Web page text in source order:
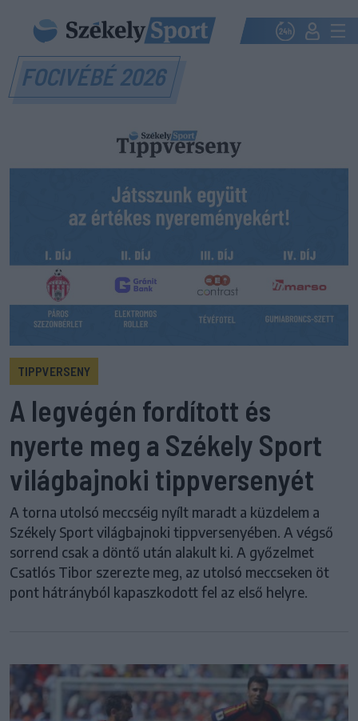
FOCIVÉBÉ 2026
TIPPVERSENY
A legvégén fordított és
nyerte meg a Székely Sport
világbajnoki tippversenyét
A torna utolsó meccséig nyílt maradt a küzdelem a
Székely Sport világbajnoki tippversenyében. A végső
sorrend csak a döntő után alakult ki. A győzelmet
Csatlós Tibor szerezte meg, az utolsó meccseken öt
pont hátrányból kapaszkodott fel az első helyre.